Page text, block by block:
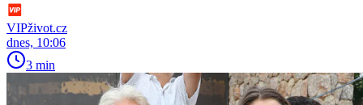
VIPživot.cz
dnes, 10:06
3 min